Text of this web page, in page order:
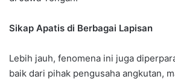
Sikap Apatis di Berbagai Lapisan
Lebih jauh, fenomena ini juga
baik dari pihak pengusaha angkutan,